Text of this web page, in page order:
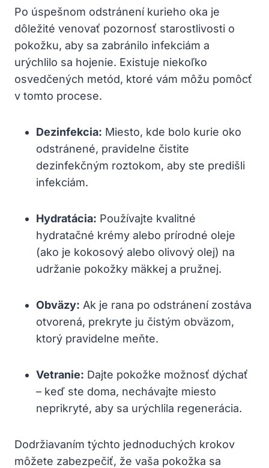
Po úspešnom odstránení kurieho oka je
dôležité venovať pozornosť starostlivosti o
pokožku, aby sa zabránilo infekciám a
urýchlilo sa hojenie. Existuje niekoľko
osvedčených metód, ktoré vám môžu pomôcť
v tomto procese.
Dezinfekcia: Miesto, kde bolo kurie oko
odstránené, pravidelne čistite
dezinfekčným roztokom, aby ste predišli
infekciám.
Hydratácia: Používajte kvalitné
hydratačné krémy alebo prírodné oleje
(ako je kokosový alebo olivový olej) na
udržanie pokožky mäkkej a pružnej.
Obväzy: Ak je rana po odstránení zostáva
otvorená, prekryte ju čistým obväzom,
ktorý pravidelne meňte.
Vetranie: Dajte pokožke možnosť dýchať
– keď ste doma, nechávajte miesto
neprikryté, aby sa urýchlila regenerácia.
Dodržiavaním týchto jednoduchých krokov
môžete zabezpečiť, že vaša pokožka sa